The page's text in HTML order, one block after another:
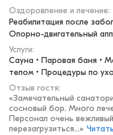
Оздоровление и лечение:
Реабилитация после
Опорно-двигательный
Услуги:
Сауна • Паровая баня •
телом • Процедуры по
Отзыв гостя:
«Замечательный
сосновый бор. Много
Персонал очень
перезагрузиться...»